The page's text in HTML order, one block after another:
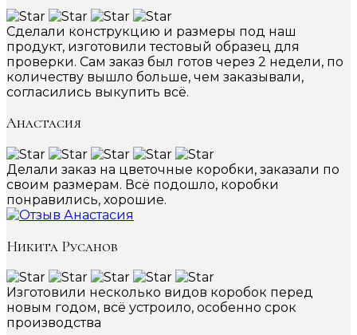
Сделали конструкцию и размеры под наш
продукт, изготовили тестовый образец для
проверки. Сам заказ был готов через 2 недели, по
количеству вышло больше, чем заказывали,
согласились выкупить всё.
Анастасия
Делали заказ на цветочные коробки, заказали по
своим размерам. Всё подошло, коробки
понравились, хорошие.
Никита Русанов
Изготовили несколько видов коробок перед
новым годом, всё устроило, особенно срок
производства